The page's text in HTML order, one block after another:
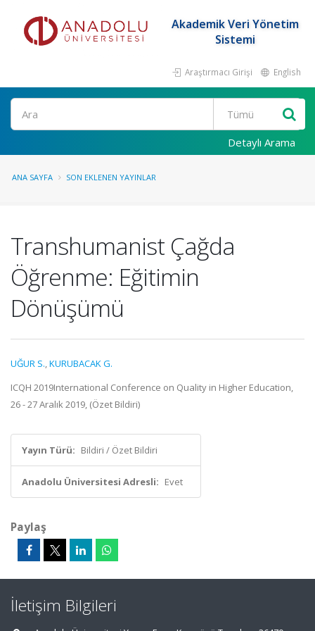
Akademik Veri Yönetim
Sistemi
Araştırmacı Girişi English
Ara
Detaylı Arama
ANA SAYFA SON EKLENEN YAYINLAR
Transhumanist Çağda
Öğrenme: Eğitimin
Dönüşümü
UĞUR S.,KURUBACAK G.
ICQH 2019International Conference on Quality in Higher Education,
26 - 27 Aralık 2019, (Özet Bildiri)
Yayın Türü: Bildiri / Özet Bildiri
Anadolu Üniversitesi Adresli: Evet
Paylaş
İletişim Bilgileri